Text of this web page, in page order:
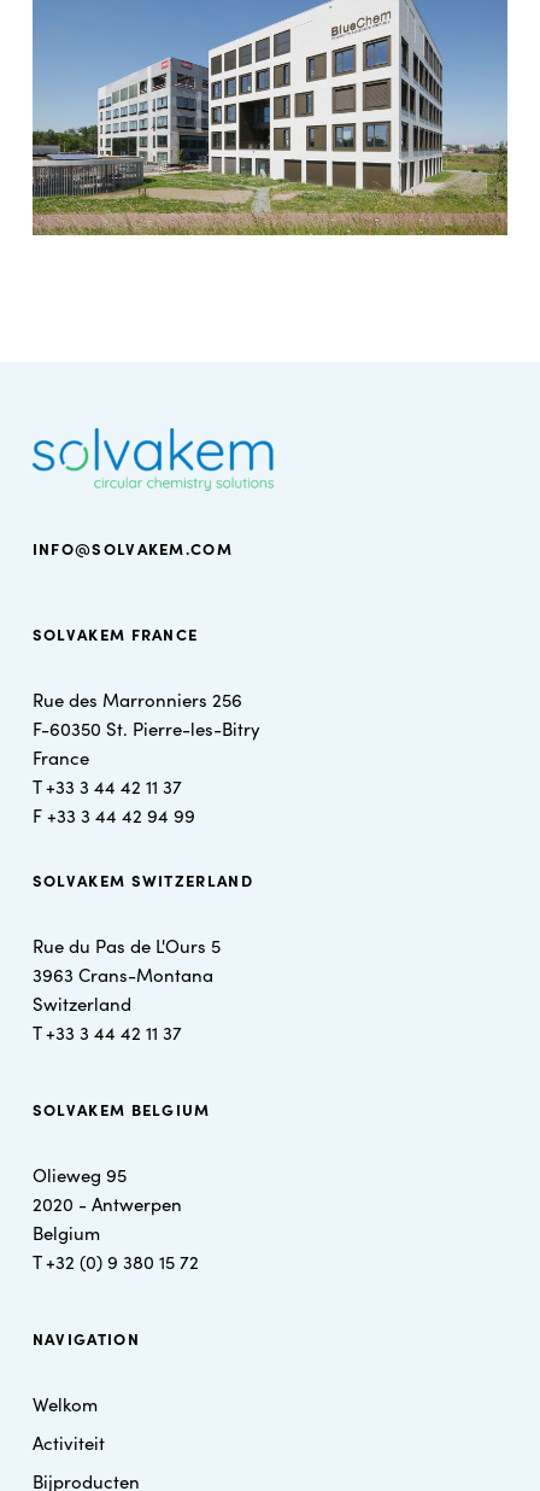
INFO@SOLVAKEM.COM
SOLVAKEM FRANCE
Rue des Marronniers 256
F-60350 St. Pierre-les-Bitry
France
T +33 3 44 42 11 37
F +33 3 44 42 94 99
SOLVAKEM SWITZERLAND
Rue du Pas de L'Ours 5
3963 Crans-Montana
Switzerland
T +33 3 44 42 11 37
SOLVAKEM BELGIUM
Olieweg 95
2020 - Antwerpen
Belgium
T+32 (0) 9 380 15 72
NAVIGATION
Welkom
Activiteit
Bijproducten